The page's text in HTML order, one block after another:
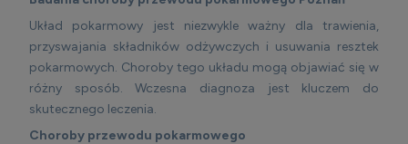
Układ pokarmowy jest niezwykle ważny dla trawienia,
przyswajania składników odżywczych i usuwania resztek
pokarmowych. Choroby tego układu mogą objawiać się w
różny sposób. Wczesna diagnoza jest kluczem do
skutecznego leczenia.
Choroby przewodu pokarmowego